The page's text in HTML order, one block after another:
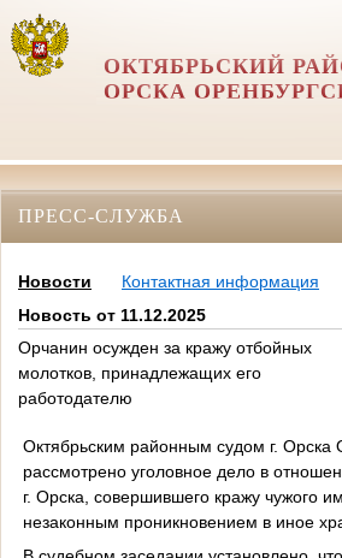
ОКТЯБРЬСКИЙ
ОРСКА
ПРЕСС-СЛУЖБА
Новости
Контактная информация
Новость от 11.12.2025
Орчанин осужден за кражу отбойных
молотков, принадлежащих его
работодателю
Октябрьским районным судом г. Орска
рассмотрено уголовное дело в
г. Орска, совершившего кражу чужого
незаконным проникновением в иное